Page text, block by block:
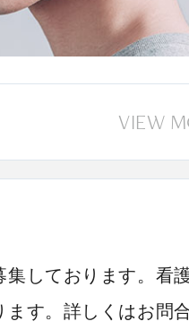
VIEW
集しております。看
ます。詳しくはお問